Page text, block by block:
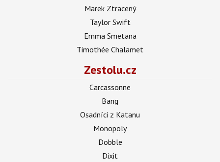
Marek Ztracený
Taylor Swift
Emma Smetana
Timothée Chalamet
Zestolu.cz
Carcassonne
Bang
Osadníci z Katanu
Monopoly
Dobble
Dixit